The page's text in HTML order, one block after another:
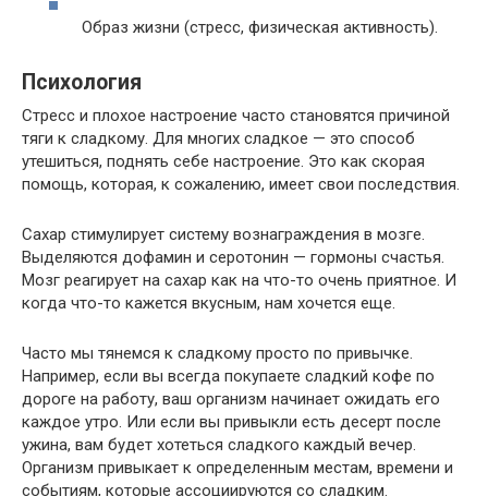
Образ жизни (стресс, физическая активность).
Психология
Стресс и плохое настроение часто становятся причиной
тяги к сладкому. Для многих сладкое — это способ
утешиться, поднять себе настроение. Это как скорая
помощь, которая, к сожалению, имеет свои последствия.
Сахар стимулирует систему вознаграждения в мозге.
Выделяются дофамин и серотонин — гормоны счастья.
Мозг реагирует на сахар как на что-то очень приятное. И
когда что-то кажется вкусным, нам хочется еще.
Часто мы тянемся к сладкому просто по привычке.
Например, если вы всегда покупаете сладкий кофе по
дороге на работу, ваш организм начинает ожидать его
каждое утро. Или если вы привыкли есть десерт после
ужина, вам будет хотеться сладкого каждый вечер.
Организм привыкает к определенным местам, времени и
событиям, которые ассоциируются со сладким.